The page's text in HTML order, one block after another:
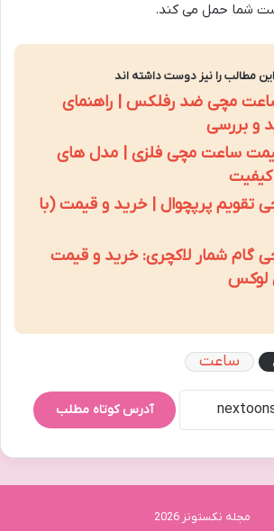
شما حمل می کند.
مطالب را نیز دوست داشته اند
مچی ضد رفلکس | راهنمای
و بررسی
ساعت مچی فلزی | مدل های
تقویم پرپچوال | خرید و قیمت (با
گام شمار لاکچری: خرید و قیمت
لوکس
ساعت
آدرس کوتاه مطلب
مجله نکستونز 2026